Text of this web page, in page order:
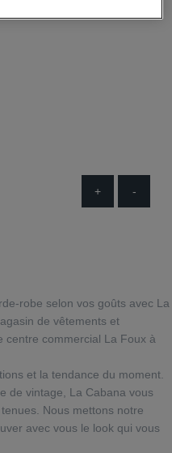
+ -
robe selon vos goûts avec La
de vêtements et
centre commercial La Foux à
et la tendance du moment.
de vintage, La Cabana vous
Nous mettons notre
avec vous le look qui vous